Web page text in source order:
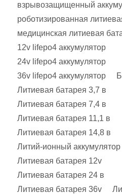
взрывозащищенный
роботизированная
медицинская литиевая
12v lifepo4 аккумулятор
24v lifepo4 аккумулятор
36v lifepo4 аккумулятор
Литиевая батарея 3,7 в
Литиевая батарея 7,4 в
Литиевая батарея 11,1 в
Литиевая батарея 14,8 в
Литий-ионный аккумулятор
Литиевая батарея 12v
Литиевая батарея 24 в
Литиевая батарея 36v